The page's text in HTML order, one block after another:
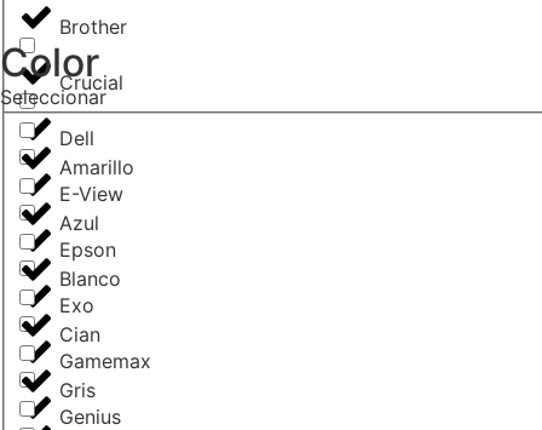
Brother
Crucial
Dell
E-View
Epson
Exo
Gamemax
Genius
Color
Seleccionar
Amarillo
Azul
Blanco
Cian
Gris